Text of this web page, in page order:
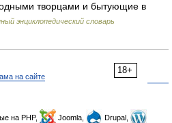
творцами и бытующие в
энциклопедический словарь
18+
на сайте
на PHP, Joomla,
Drupal,